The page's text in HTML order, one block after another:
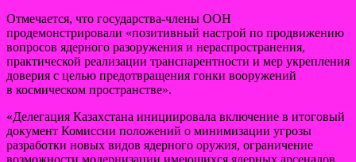
Отмечается, что государства-члены ООН
продемонстрировали «позитивный настрой по продвижению
вопросов ядерного разоружения и нераспространения,
практической реализации транспарентности и мер укрепления
доверия с целью предотвращения гонки вооружений
в космическом пространстве».
«Делегация Казахстана инициировала включение в итоговый
документ Комиссии положений о минимизации угрозы
разработки новых видов ядерного оружия, ограничение
возможности модернизации имеющихся ядерных арсеналов,